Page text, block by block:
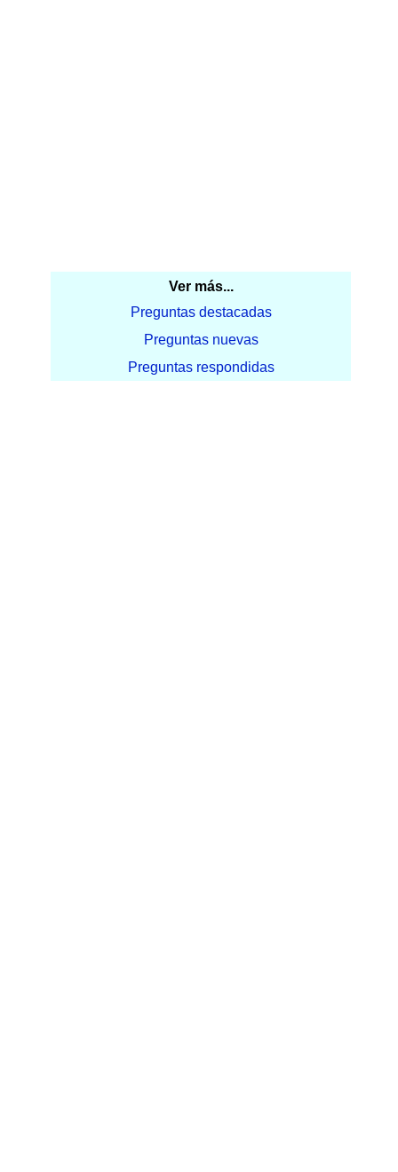
Ver más...
Preguntas destacadas
Preguntas nuevas
Preguntas respondidas